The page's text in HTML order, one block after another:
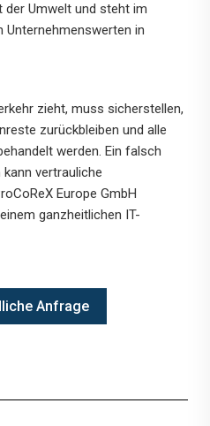
der Umwelt und steht im
Unternehmenswerten in
zieht, muss sicherstellen,
zurückbleiben und alle
werden. Ein falsch
vertrauliche
Europe GmbH
ganzheitlichen IT-
Anfrage